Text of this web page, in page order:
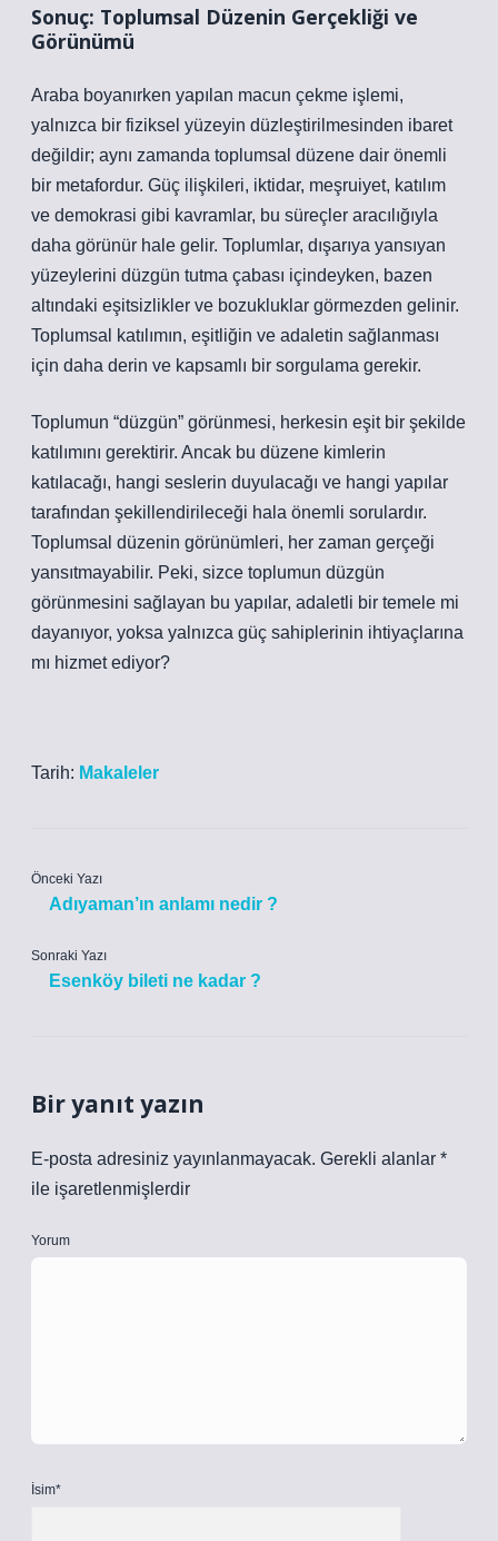
Sonuç: Toplumsal Düzenin Gerçekliği ve
Görünümü
Araba boyanırken yapılan macun çekme işlemi,
yalnızca bir fiziksel yüzeyin düzleştirilmesinden ibaret
değildir; aynı zamanda toplumsal düzene dair önemli
bir metafordur. Güç ilişkileri, iktidar, meşruiyet, katılım
ve demokrasi gibi kavramlar, bu süreçler aracılığıyla
daha görünür hale gelir. Toplumlar, dışarıya yansıyan
yüzeylerini düzgün tutma çabası içindeyken, bazen
altındaki eşitsizlikler ve bozukluklar görmezden gelinir.
Toplumsal katılımın, eşitliğin ve adaletin sağlanması
için daha derin ve kapsamlı bir sorgulama gerekir.
Toplumun “düzgün” görünmesi, herkesin eşit bir şekilde
katılımını gerektirir. Ancak bu düzene kimlerin
katılacağı, hangi seslerin duyulacağı ve hangi yapılar
tarafından şekillendirileceği hala önemli sorulardır.
Toplumsal düzenin görünümleri, her zaman gerçeği
yansıtmayabilir. Peki, sizce toplumun düzgün
görünmesini sağlayan bu yapılar, adaletli bir temele mi
dayanıyor, yoksa yalnızca güç sahiplerinin ihtiyaçlarına
mı hizmet ediyor?
Tarih: Makaleler
Önceki Yazı
Adıyaman’ın anlamı nedir ?
Sonraki Yazı
Esenköy bileti ne kadar ?
Bir yanıt yazın
E-posta adresiniz yayınlanmayacak. Gerekli alanlar *
ile işaretlenmişlerdir
Yorum
İsim*